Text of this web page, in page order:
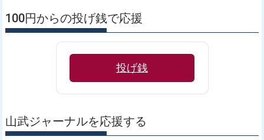
100円からの投げ銭で応援
投げ銭
山武ジャーナルを応援する